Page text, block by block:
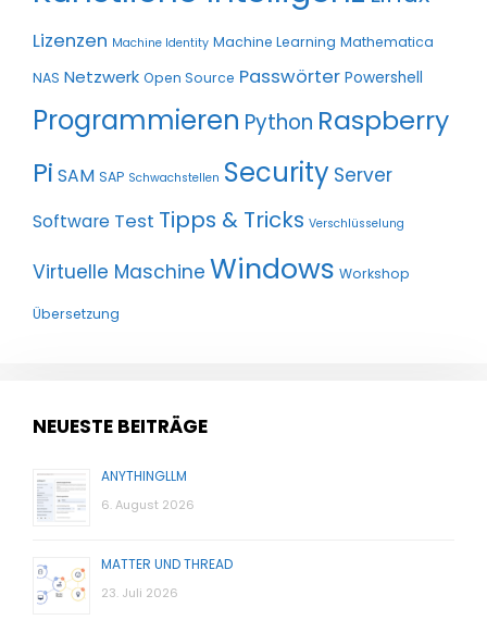
Lizenzen Machine Identity Machine Learning Mathematica
NAS Netzwerk Open Source Passwörter Powershell
Programmieren Python Raspberry
Pi SAM SAP Schwachstellen Security Server
Software Test Tipps & Tricks Verschlüsselung
Virtuelle Maschine Windows Workshop
Übersetzung
NEUESTE BEITRÄGE
ANYTHINGLLM
6. August 2026
MATTER UND THREAD
23. Juli 2026